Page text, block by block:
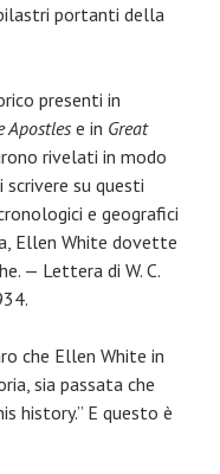
portanti della
presenti in
Apostlese in Great
rivelati in modo
su questi
e geografici
Ellen White dovette
— Lettera di W. C.
che Ellen White in
sia passata che
history.” E questo è